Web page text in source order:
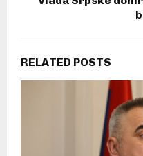
RELATED POSTS